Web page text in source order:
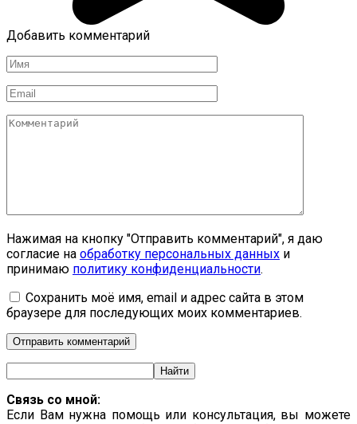
Добавить комментарий
Имя
Email
Комментарий
Нажимая на кнопку "Отправить комментарий", я даю
согласие на обработку персональных данных и
принимаю политику конфиденциальности.
Сохранить моё имя, email и адрес сайта в этом
браузере для последующих моих комментариев.
Связь со мной:
Если Вам нужна помощь или консультация, вы можете